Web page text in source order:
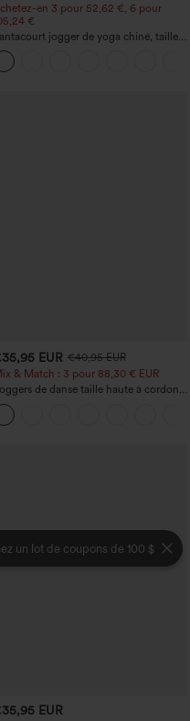
un lot de coupons de 100 $
en 3 pour 52,62 €, 6 pour
€
jogger de yoga chiné, taille
à fronces, avec poches.
EUR €40,95 EUR
& Match : 3 pour 88,30 € EUR
de danse taille haute à cordon,
froncé, coupe fuselée, à séchage
et toucher frais, avec poches —
EUR